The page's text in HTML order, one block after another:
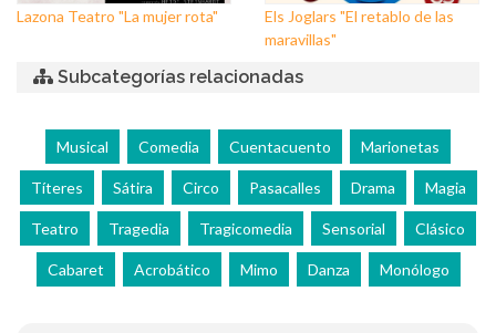
Lazona Teatro "La mujer rota"
Els Joglars "El retablo de las
maravillas"
Subcategorías relacionadas
Musical Comedia Cuentacuento Marionetas
Títeres Sátira Circo Pasacalles Drama Magia
Teatro Tragedia Tragicomedia Sensorial Clásico
Cabaret Acrobático Mimo Danza Monólogo